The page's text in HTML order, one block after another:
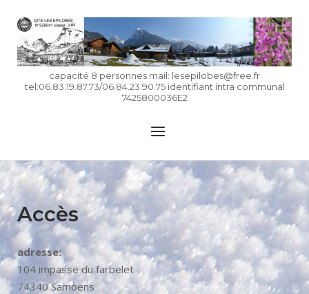
content
Home
capacité 8 personnes mail: lesepilobes@free.fr
tel:06.83.19.87.73/06.84.23.90.75 identifiant intra communal
7425800036E2
Menu
Accès
adresse:
104 impasse du farbelet
74340 Samoëns